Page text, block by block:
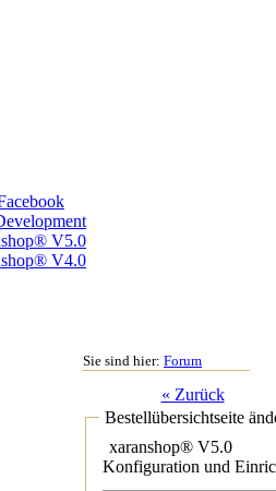
V5.0
V4.0
Sie sind hier: Forum
« Zurück
Bestellübersichtseite
xaranshop® V5.0
Konfiguration und